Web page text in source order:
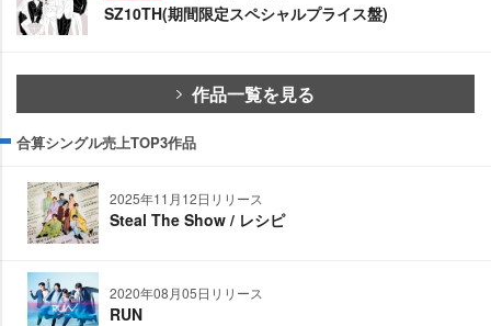
SZ10TH(期間限定スペシャルプライス盤)
作品一覧を見る
合算シングル売上TOP3作品
2025年11月12日リリース
Steal The Show / レシピ
2020年08月05日リリース
RUN